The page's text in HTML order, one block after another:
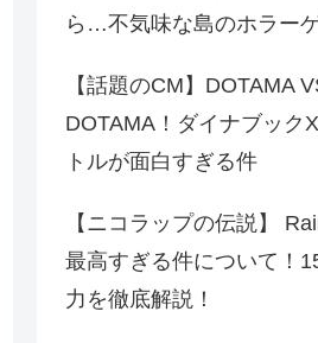
ら…不気味な島のホラーゲ
【話題のCM】DOTAMA
DOTAMA！ダイナブック
トルが面白すぎる件
【ニコラップの伝説】
最高すぎる件について！
力を徹底解説！